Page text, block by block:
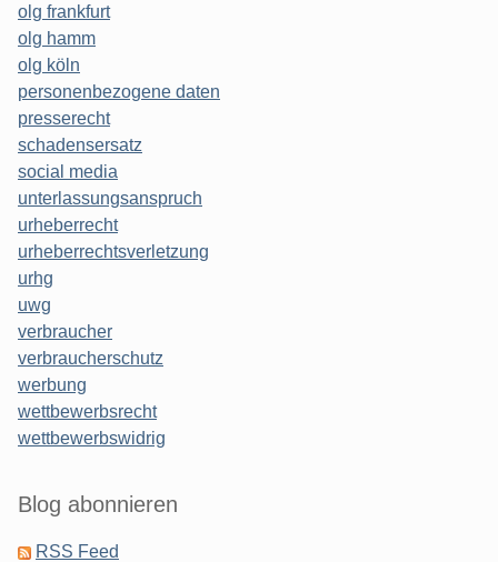
olg frankfurt
olg hamm
olg köln
personenbezogene daten
presserecht
schadensersatz
social media
unterlassungsanspruch
urheberrecht
urheberrechtsverletzung
urhg
uwg
verbraucher
verbraucherschutz
werbung
wettbewerbsrecht
wettbewerbswidrig
Blog abonnieren
RSS Feed